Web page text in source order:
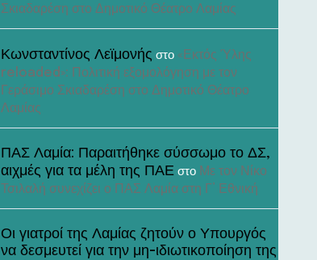
Σκιαδαρέση στο Δημοτικό Θέατρο Λαμίας
Κωνσταντίνος Λεϊμονής στο «Εκτός Ύλης
reloaded»: Πολιτική εξομολόγηση με τον
Γεράσιμο Σκιαδαρέση στο Δημοτικό Θέατρο
Λαμίας
ΠΑΣ Λαμία: Παραιτήθηκε σύσσωμο το ΔΣ,
αιχμές για τα μέλη της ΠΑΕ στο Με τον Νίκο
Τσιλαλή συνεχίζει ο ΠΑΣ Λαμία στη Γ’ Εθνική
Οι γιατροί της Λαμίας ζητούν ο Υπουργός
να δεσμευτεί για την μη-ιδιωτικοποίηση της